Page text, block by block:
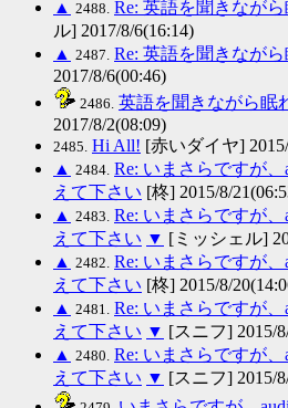
▲ 2488. Re: 英語を聞きなが
ル] 2017/8/6(16:14)
▲ 2487. Re: 英語を聞きなが
2017/8/6(00:46)
2486. 英語を聞きながら眠
2017/8/2(08:09)
2485. Hi All! [赤いダイヤ]
▲ 2484. Re: いまさらですが
えて下さい [柊] 2015/8/
▲ 2483. Re: いまさらですが
えて下さい ▼ [ミッシェル]
▲ 2482. Re: いまさらですが
えて下さい [柊] 2015/8/
▲ 2481.
Re: いまさらですが
えて下さい ▼ [スニフ] 2015/
▲ 2480. Re: いまさらですが
えて下さい ▼ [スニフ] 2015/